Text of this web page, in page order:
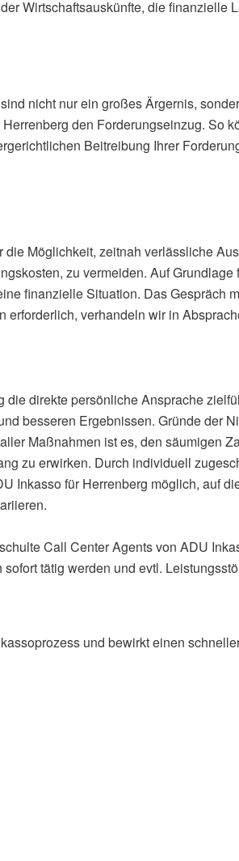
Wirtschaftsauskünfte, die finanzielle
nicht nur ein großes Ärgernis,
den Forderungseinzug. So
Beitreibung Ihrer
Möglichkeit, zeitnah verlässliche
zu vermeiden. Auf
finanzielle Situation. Das Gespräch
verhandeln wir in
direkte persönliche Ansprache
besseren Ergebnissen. Gründe der
Maßnahmen ist es, den säumigen
zu erwirken. Durch individuell
Inkasso für Herrenberg möglich, auf
Call Center Agents von ADU
tätig werden und evtl.
und bewirkt einen